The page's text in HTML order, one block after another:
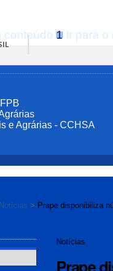
conteúdo 1 Ir para o
e Agrárias - CCHSA
Notícias > Prape disponibiliza
Notícias